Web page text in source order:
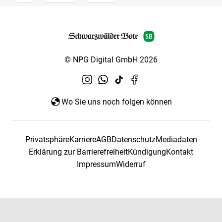
© NPG Digital GmbH 2026
Wo Sie uns noch folgen können
PrivatsphäreKarriereAGBDatenschutzMediadaten
Erklärung zur BarrierefreiheitKündigungKontakt
ImpressumWiderruf